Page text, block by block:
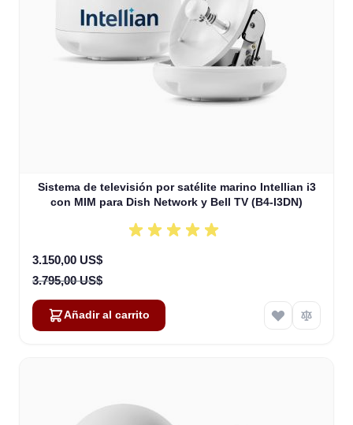
Sistema de televisión por satélite marino Intellian i3
con MIM para Dish Network y Bell TV (B4-I3DN)
Special Price
3.150,00 US$
3.795,00 US$
Añadir al carrito